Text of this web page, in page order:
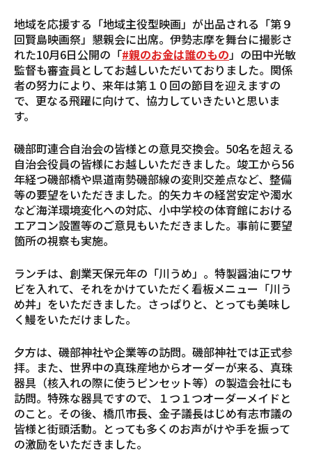
地域を応援する「地域主役型映画」が出品される「第９
回賢島映画祭」懇親会に出席。伊勢志摩を舞台に撮影さ
れた10月6日公開の「#親のお金は誰のもの 」の田中光敏
監督も審査員としてお越しいただいておりました。関係
者の努力により、来年は第１０回の節目を迎えますの
で、更なる飛躍に向けて、協力していきたいと思いま
す。
磯部町連合自治会の皆様との意見交換会。50名を超える
自治会役員の皆様にお越しいただきました。竣工から56
年経つ磯部橋や県道南勢磯部線の変則交差点など、整備
等の要望をいただきました。的矢カキの経営安定や濁水
など海洋環境変化への対応、小中学校の体育館における
エアコン設置等のご意見もいただきました。事前に要望
箇所の視察も実施。
ランチは、創業天保元年の「川うめ」。特製醤油にワサ
ビを入れて、それをかけていただく看板メニュー「川う
め丼」をいただきました。さっぱりと、とっても美味し
く鰻をいただけました。
夕方は、磯部神社や企業等の訪問。磯部神社では正式参
拝。また、世界中の真珠産地からオーダーが来る、真珠
器具（核入れの際に使うピンセット等）の製造会社にも
訪問。特殊な器具ですので、１つ１つオーダーメイドと
のこと。その後、橋爪市長、金子議長はじめ有志市議の
皆様と街頭活動。とっても多くのお声がけや手を振って
の激励をいただきました。